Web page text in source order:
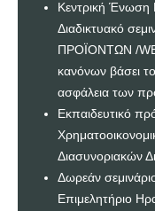
Κεντρική Ένωση
Διαδικτυακό
ΠΡΟΪΟΝΤΩΝ /
κανόνων βάσει
ασφάλεια των
Εκπαιδευτικό
Διασυνοριακών
Δωρεάν
Επιμελητήριο